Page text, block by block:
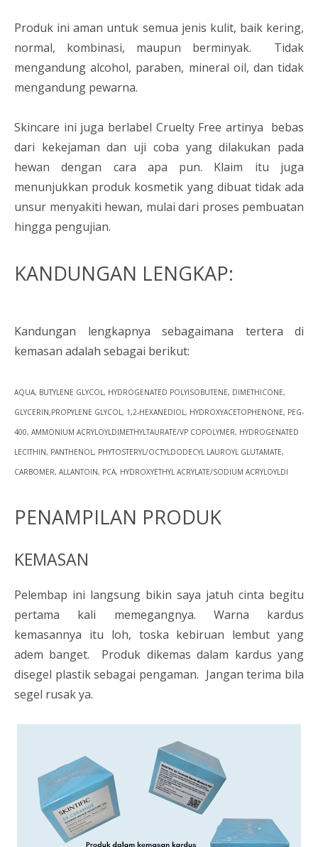
Produk ini aman untuk semua jenis kulit, baik kering,
normal, kombinasi, maupun berminyak. Tidak
mengandung alcohol, paraben, mineral oil, dan tidak
mengandung pewarna.
Skincare ini juga berlabel Cruelty Free artinya bebas
dari kekejaman dan uji coba yang dilakukan pada
hewan dengan cara apa pun. Klaim itu juga
menunjukkan produk kosmetik yang dibuat tidak ada
unsur menyakiti hewan, mulai dari proses pembuatan
hingga pengujian.
KANDUNGAN LENGKAP:
Kandungan lengkapnya sebagaimana tertera di
kemasan adalah sebagai berikut:
AQUA, BUTYLENE GLYCOL, HYDROGENATED POLYISOBUTENE, DIMETHICONE,
GLYCERIN,PROPYLENE GLYCOL, 1,2-HEXANEDIOL, HYDROXYACETOPHENONE, PEG-
400, AMMONIUM ACRYLOYLDIMETHYLTAURATE/VP COPOLYMER, HYDROGENATED
LECITHIN, PANTHENOL, PHYTOSTERYL/OCTYLDODECYL LAUROYL GLUTAMATE,
CARBOMER, ALLANTOIN, PCA, HYDROXYETHYL ACRYLATE/SODIUM ACRYLOYLDI
PENAMPILAN PRODUK
KEMASAN
Pelembap ini langsung bikin saya jatuh cinta begitu
pertama kali memegangnya. Warna kardus
kemasannya itu loh, toska kebiruan lembut yang
adem banget. Produk dikemas dalam kardus yang
disegel plastik sebagai pengaman. Jangan terima bila
segel rusak ya.